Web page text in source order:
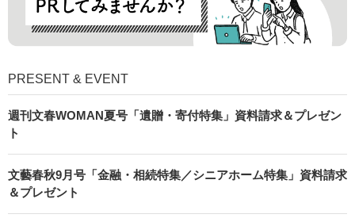
PRESENT & EVENT
週刊文春WOMAN夏号「遺贈・寄付特集」資料請求＆プレゼン
ト
文藝春秋9月号「金融・相続特集／シニアホーム特集」資料請求
＆プレゼント